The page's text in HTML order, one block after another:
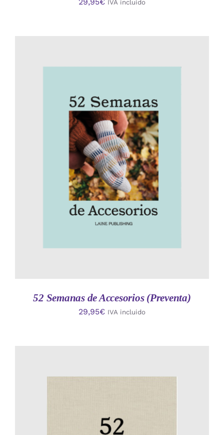
IVA incluido
AÑADIR AL CARRITO
/
52 Semanas de Accesorios (Preventa)
29,95€ IVA incluido